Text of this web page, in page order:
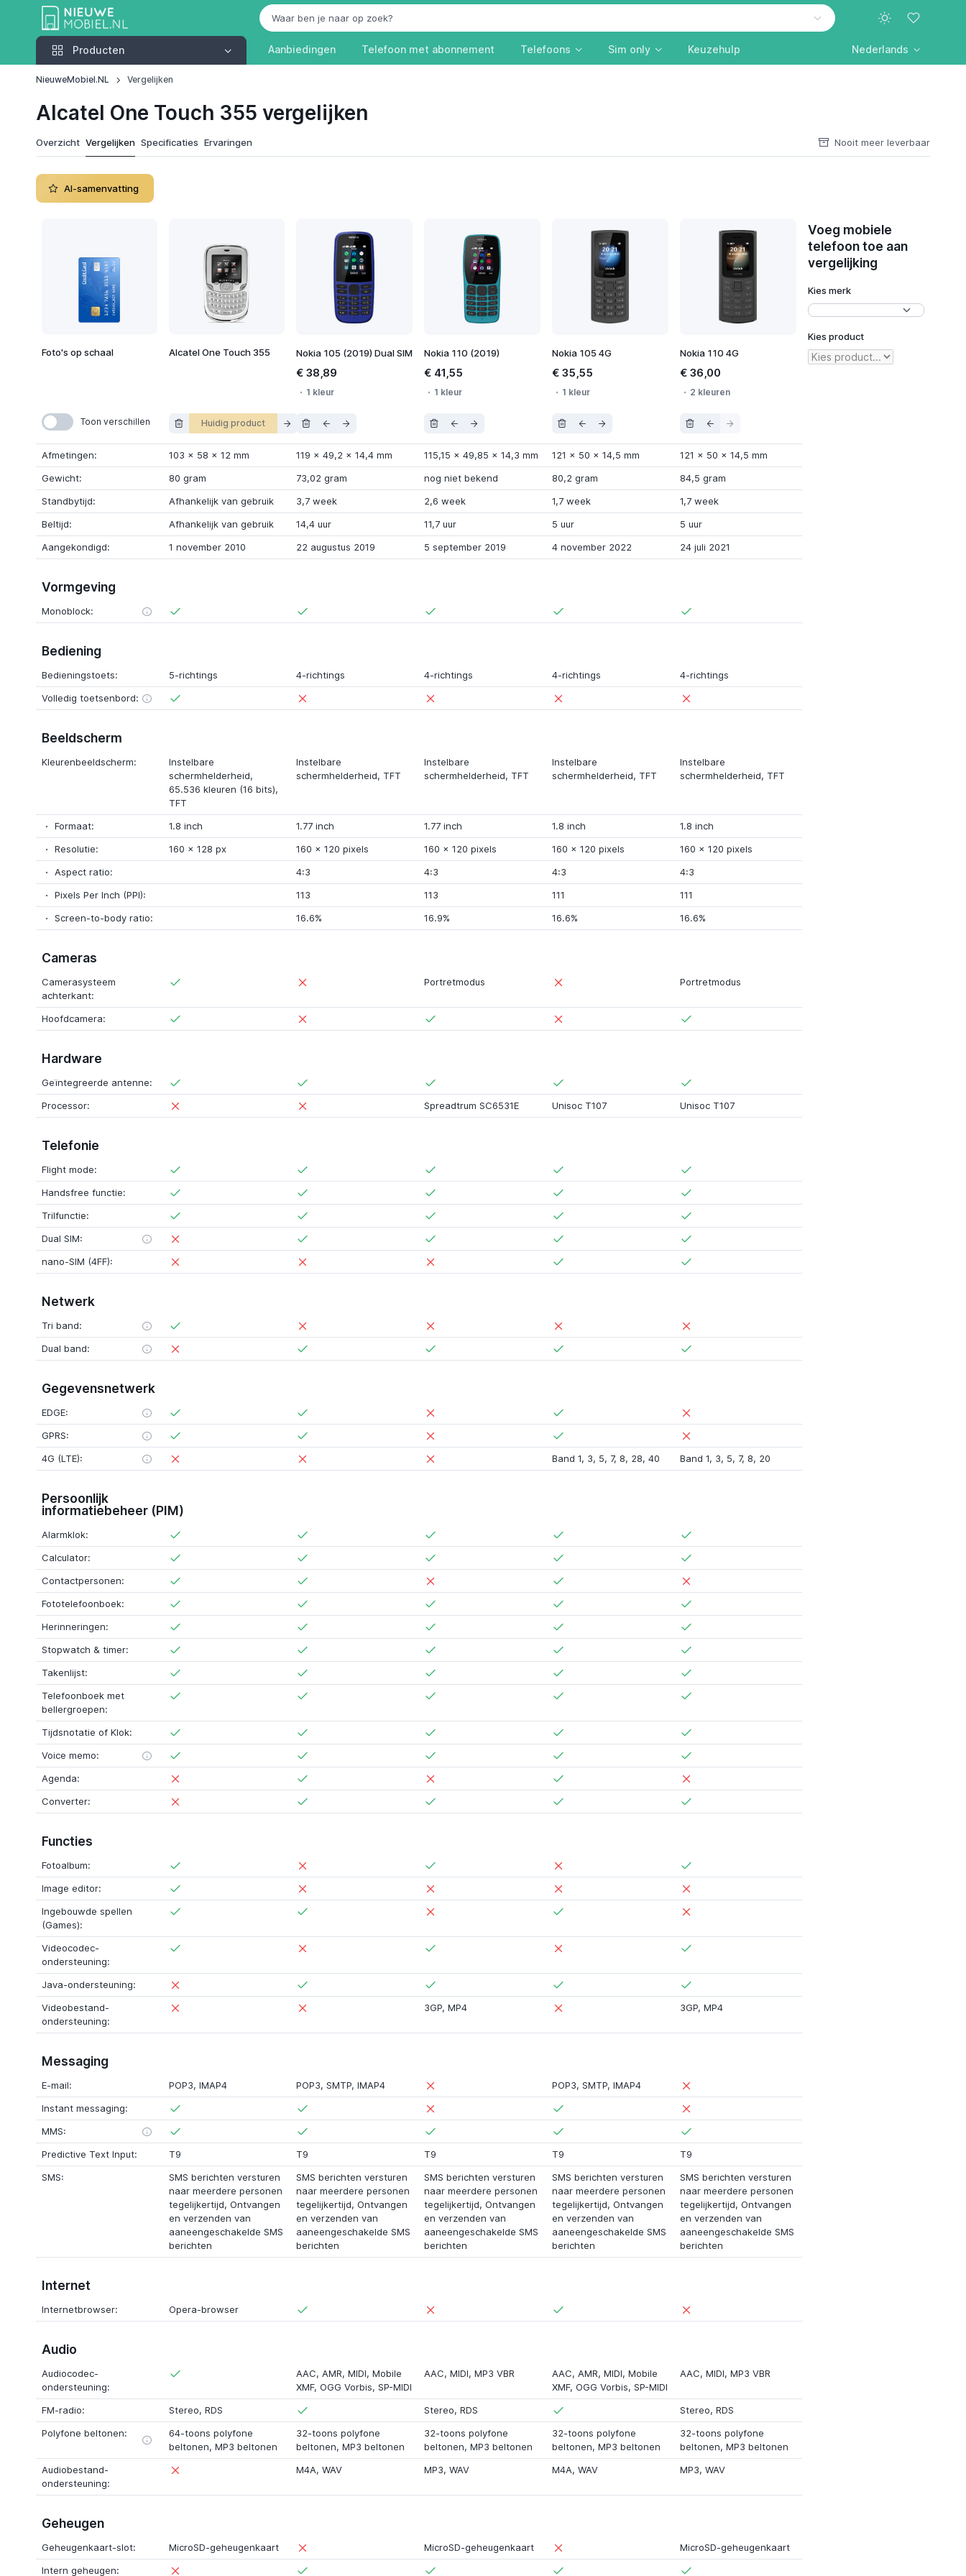
Producten
Producten Aanbiedingen Telefoon met abonnement Telefoons Sim only Keuzehulp Nederlands
NieuweMobiel.NL Vergelijken
Alcatel One Touch 355 vergelijken
Overzicht Vergelijken Specificaties Ervaringen Nooit meer leverbaar
AI-samenvatting
Foto's op schaal Alcatel One Touch 355 Nokia 105 (2019) Dual SIM
€ 38,89
1 kleur
Nokia 110 (2019)
€ 41,55
1 kleur
Nokia 105 4G
€ 35,55
1 kleur
Nokia 110 4G
€ 36,00
2 kleuren
Voeg mobiele
telefoon toe aan
vergelijking
Kies merk
Kies product
Toon verschillen Huidig product
Afmetingen: 103 x 58 x 12 mm 119 x 49,2 x 14,4 mm 115,15 x 49,85 x 14,3 mm 121 x 50 x 14,5 mm 121 x 50 x 14,5 mm
Gewicht:
80 gram 73,02 gram nog niet bekend 80,2 gram
84,5 gram
Standbytijd:
Afhankelijk van gebruik 3,7 week 2,6 week 1,7 week
1,7 week
Beltijd:
Afhankelijk van gebruik 14,4 uur 11,7 uur 5 uur
5 uur
Aangekondigd:
1 november 2010 22 augustus 2019 5 september 2019 4 november 2022 24 juli 2021
Vormgeving
Monoblock:
Bediening
Bedieningstoets: 5-richtings 4-richtings 4-richtings 4-richtings
4-richtings
Volledig toetsenbord:
Beeldscherm
Kleurenbeeldscherm:
Instelbare
schermhelderheid,
65.536 kleuren (16 bits),
TFT
Instelbare
schermhelderheid, TFT
Instelbare
schermhelderheid, TFT
Instelbare
schermhelderheid, TFT
Instelbare
schermhelderheid, TFT
Formaat: 1.8 inch 1.77 inch 1.77 inch 1.8 inch
1.8 inch
Resolutie:
160 x 128 px 160 x 120 pixels 160 x 120 pixels 160 x 120 pixels 160 x 120 pixels
Aspect ratio:
4:3 4:3 4:3
4:3
Pixels Per Inch (PPI):
113 113 111
111
Screen-to-body ratio:
16.6% 16.9% 16.6% 16.6%
Cameras
Camerasysteem
achterkant:
Portretmodus Portretmodus
Hoofdcamera:
Hardware
Geïntegreerde antenne:
Processor:
Spreadtrum SC6531E Unisoc T107 Unisoc T107
Telefonie
Flight mode:
Handsfree functie:
Trilfunctie:
Dual SIM:
nano-SIM (4FF):
Netwerk
Tri band:
Dual band:
Gegevensnetwerk
EDGE:
GPRS:
4G (LTE):
Band 1, 3, 5, 7, 8, 28, 40 Band 1, 3, 5, 7, 8, 20
Persoonlijk
informatiebeheer (PIM)
Alarmklok:
Calculator:
Contactpersonen:
Fototelefoonboek:
Herinneringen:
Stopwatch & timer:
Takenlijst:
Telefoonboek met
bellergroepen:
Tijdsnotatie of Klok:
Voice memo:
Agenda:
Converter:
Functies
Fotoalbum:
Image editor:
Ingebouwde spellen
(Games):
Videocodec-
ondersteuning:
Java-ondersteuning:
Videobestand-
ondersteuning:
3GP, MP4 3GP, MP4
Messaging
E-mail: POP3, IMAP4 POP3, SMTP, IMAP4 POP3, SMTP, IMAP4
Instant messaging:
MMS:
Predictive Text Input:
T9 T9 T9 T9
T9
SMS:
SMS berichten versturen
naar meerdere personen
tegelijkertijd, Ontvangen
en verzenden van
aaneengeschakelde SMS
berichten
SMS berichten versturen
naar meerdere personen
tegelijkertijd, Ontvangen
en verzenden van
aaneengeschakelde SMS
berichten
SMS berichten versturen
naar meerdere personen
tegelijkertijd, Ontvangen
en verzenden van
aaneengeschakelde SMS
berichten
SMS berichten versturen
naar meerdere personen
tegelijkertijd, Ontvangen
en verzenden van
aaneengeschakelde SMS
berichten
SMS berichten versturen
naar meerdere personen
tegelijkertijd, Ontvangen
en verzenden van
aaneengeschakelde SMS
berichten
Internet
Internetbrowser: Opera-browser
Audio
Audiocodec-
ondersteuning:
AAC, AMR, MIDI, Mobile
XMF, OGG Vorbis, SP-MIDI
AAC, MIDI, MP3 VBR AAC, AMR, MIDI, Mobile
XMF, OGG Vorbis, SP-MIDI
AAC, MIDI, MP3 VBR
FM-radio: Stereo, RDS Stereo, RDS Stereo, RDS
Polyfone beltonen:
64-toons polyfone
beltonen, MP3 beltonen
32-toons polyfone
beltonen, MP3 beltonen
32-toons polyfone
beltonen, MP3 beltonen
32-toons polyfone
beltonen, MP3 beltonen
32-toons polyfone
beltonen, MP3 beltonen
Audiobestand-
ondersteuning:
M4A, WAV MP3, WAV M4A, WAV MP3, WAV
Geheugen
Geheugenkaart-slot: MicroSD-geheugenkaart MicroSD-geheugenkaart
MicroSD-geheugenkaart
Intern geheugen: